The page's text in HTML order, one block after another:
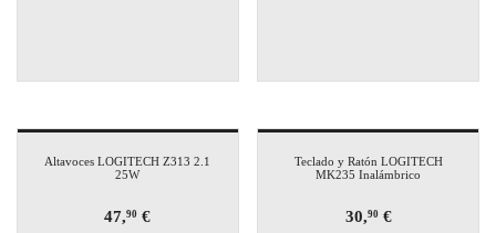
Altavoces LOGITECH Z313 2.1
25W
47,90 €
Teclado y Ratón LOGITECH
MK235 Inalámbrico
30,90€